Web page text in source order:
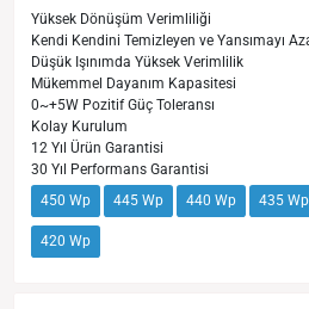
Yüksek Dönüşüm Verimliliği
Kendi Kendini Temizleyen ve Yansımayı
Düşük Işınımda Yüksek Verimlilik
Mükemmel Dayanım Kapasitesi
0~+5W Pozitif Güç Toleransı
Kolay Kurulum
12 Yıl Ürün Garantisi
30 Yıl Performans Garantisi
450 Wp
445 Wp 440 Wp 435 Wp
420 Wp